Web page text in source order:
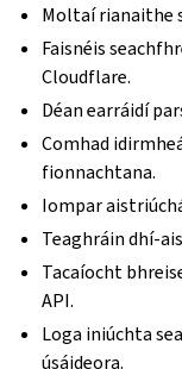
Moltaí rianaithe
Faisnéis
Cloudflare.
Déan earráidí
Comhad
fionnachtana.
Iompar
Teaghráin dhí-
Tacaíocht
API.
Loga iniúchta
úsáideora.